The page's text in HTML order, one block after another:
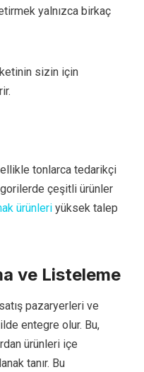
yalnızca birkaç
sizin için
tonlarca tedarikçi
çeşitli ürünler
ürünleri yüksek talep
ve Listeleme
pazaryerleri ve
entegre olur. Bu,
ürünleri içe
tanır. Bu